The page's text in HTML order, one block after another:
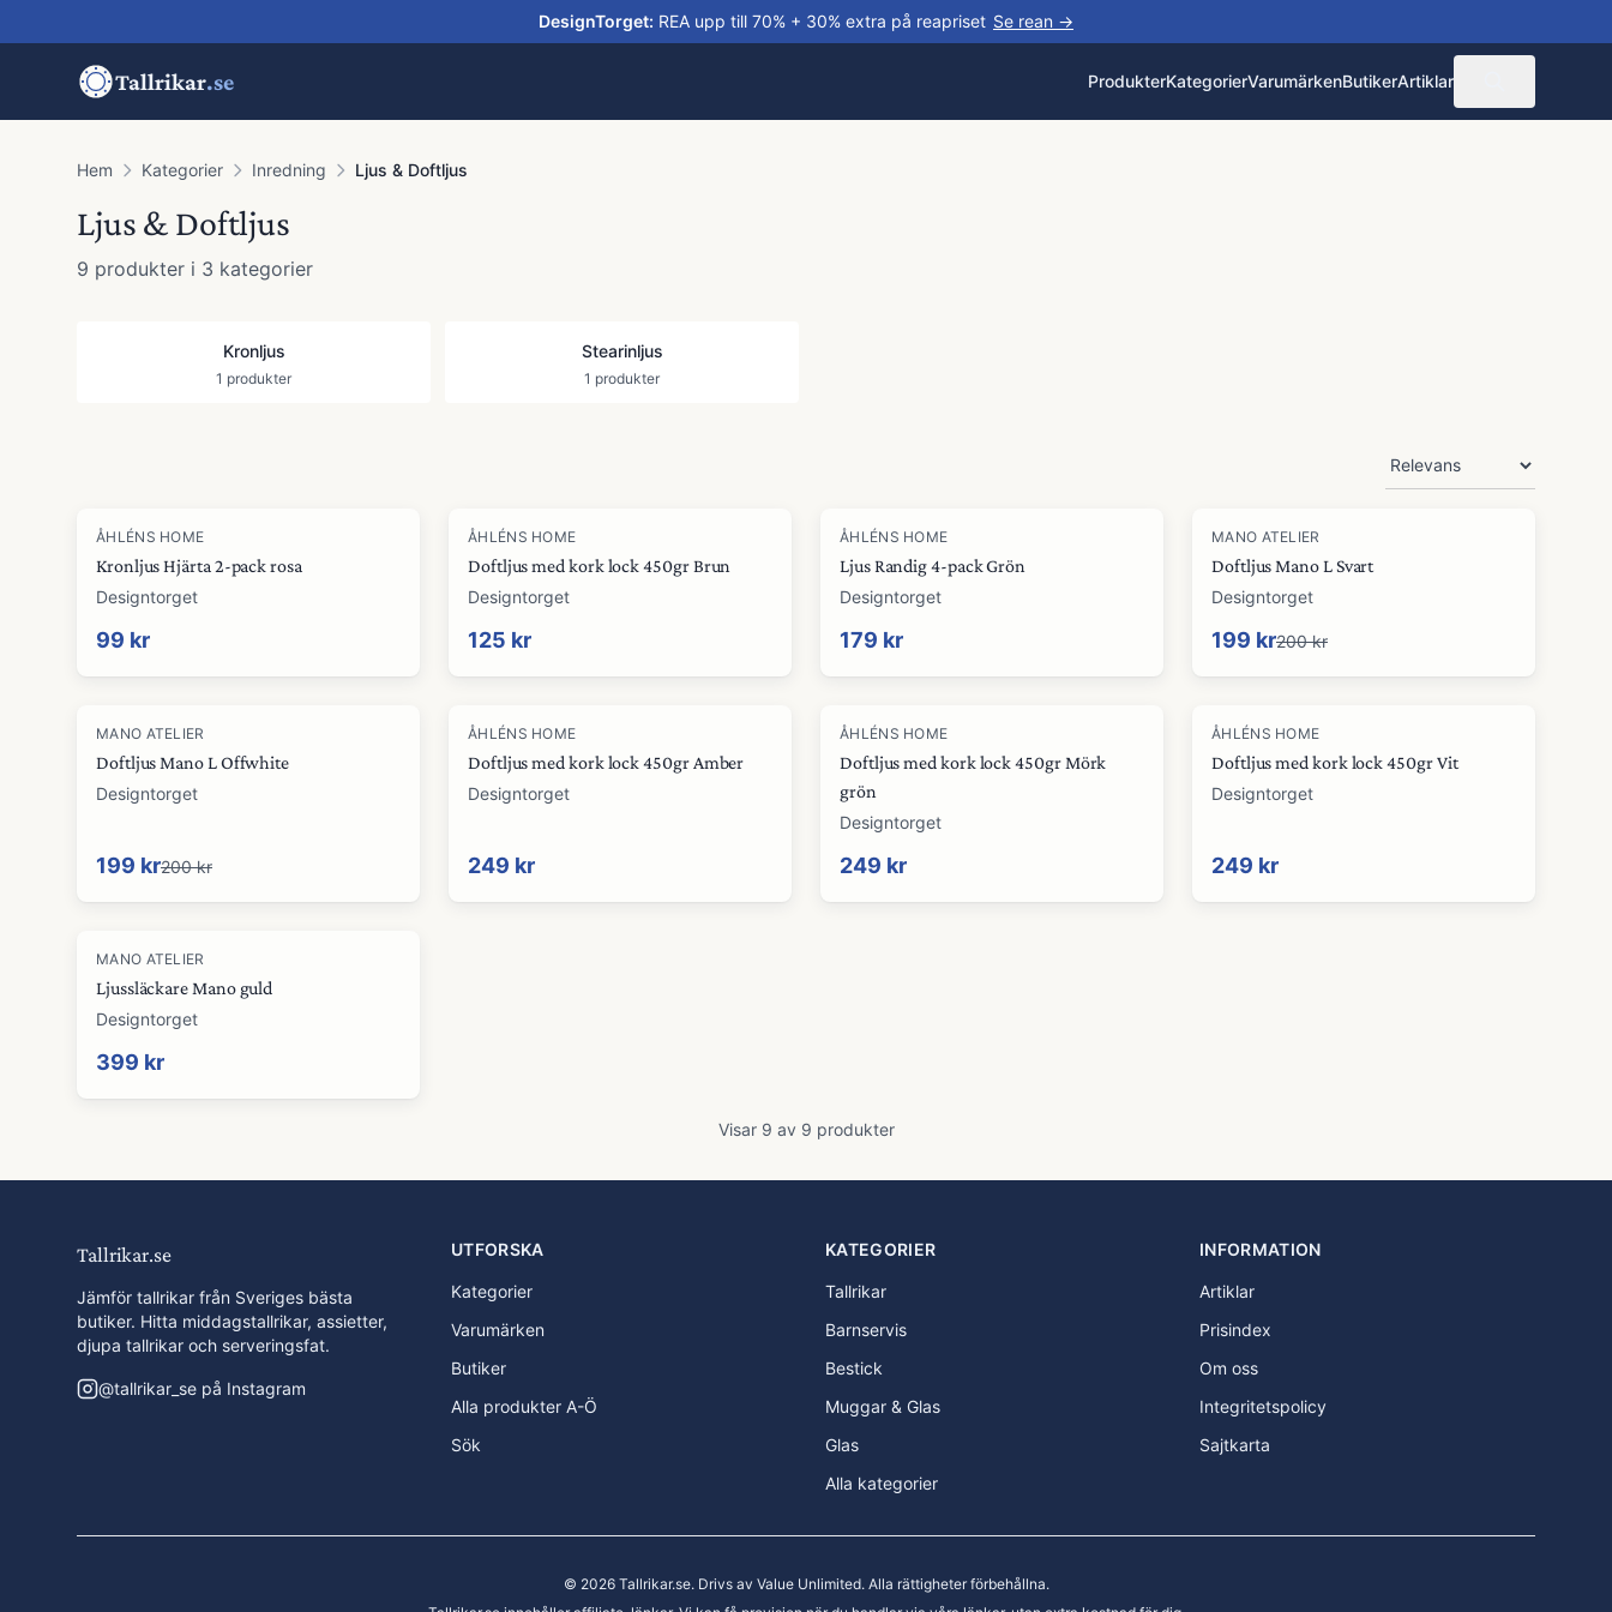
DesignTorget: REA upp till 70% + 30% extra på reapriset Se rean →
Tallrikar.se ProdukterKategorierVarumärkenButikerArtiklar
Hem Kategorier Inredning Ljus & Doftljus
Ljus & Doftljus
9 produkter i 3 kategorier
Kronljus
1 produkter
Stearinljus
1 produkter
ÅHLÉNS HOME
Kronljus Hjärta 2-pack rosa
Designtorget
99 kr
ÅHLÉNS HOME
Doftljus med kork lock 450gr Brun
Designtorget
125 kr
ÅHLÉNS HOME
Ljus Randig 4-pack Grön
Designtorget
179 kr
MANO ATELIER
Doftljus Mano L Svart
Designtorget
199 kr200 kr
MANO ATELIER
Doftljus Mano L Offwhite
Designtorget
199 kr200 kr
ÅHLÉNS HOME
Doftljus med kork lock 450gr Amber
Designtorget
249 kr
ÅHLÉNS HOME
Doftljus med kork lock 450gr Mörk
grön
Designtorget
249 kr
ÅHLÉNS HOME
Doftljus med kork lock 450gr Vit
Designtorget
249 kr
MANO ATELIER
Ljussläckare Mano guld
Designtorget
399 kr
Visar 9 av 9 produkter
Tallrikar.se
Jämför tallrikar från Sveriges bästa
butiker. Hitta middagstallrikar, assietter,
djupa tallrikar och serveringsfat.
@tallrikar_se på Instagram
UTFORSKA
Kategorier
Varumärken
Butiker
Alla produkter A-Ö
Sök
KATEGORIER
Tallrikar
Barnservis
Bestick
Muggar & Glas
Glas
Alla kategorier
INFORMATION
Artiklar
Prisindex
Om oss
Integritetspolicy
Sajtkarta
© 2026 Tallrikar.se. Drivs av Value Unlimited. Alla rättigheter förbehållna.